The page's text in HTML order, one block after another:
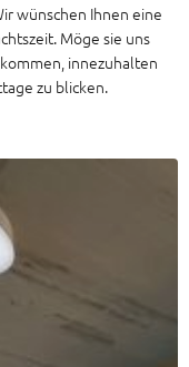
wünschen Ihnen eine
Möge sie uns
innezuhalten
zu blicken.